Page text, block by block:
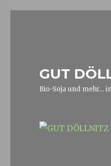
GUT
Bio-Soja und mehr…